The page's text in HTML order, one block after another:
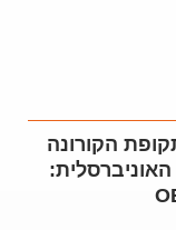
הקורונה